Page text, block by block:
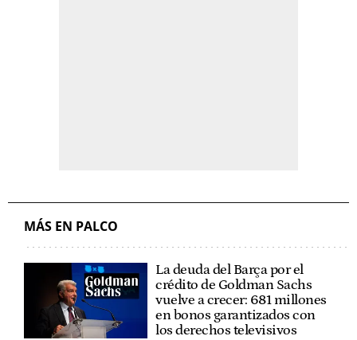
MÁS EN PALCO
La deuda del Barça por el
crédito de Goldman Sachs
vuelve a crecer: 681 millones
en bonos garantizados con
los derechos televisivos